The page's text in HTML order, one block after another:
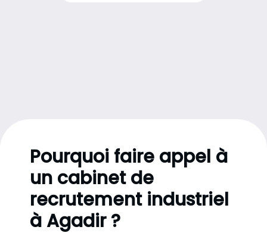
Pourquoi faire appel à
un cabinet de
recrutement industriel
à Agadir ?